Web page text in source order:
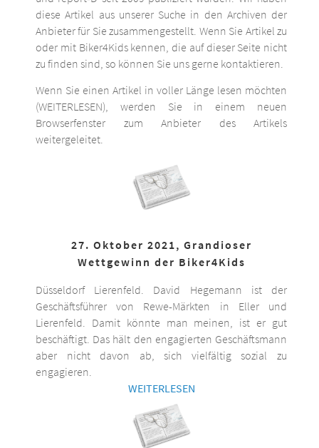
diese Artikel aus unserer Suche in den Archiven der
Anbieter für Sie zusammengestellt. Wenn Sie Artikel zu
oder mit Biker4Kids kennen, die auf dieser Seite nicht
zu finden sind, so können Sie uns gerne kontaktieren.
Wenn Sie einen Artikel in voller Länge lesen möchten
(WEITERLESEN), werden Sie in einem neuen
Browserfenster zum Anbieter des Artikels
weitergeleitet.
27. Oktober 2021, Grandioser
Wettgewinn der Biker4Kids
Düsseldorf Lierenfeld. David Hegemann ist der
Geschäftsführer von Rewe-Märkten in Eller und
Lierenfeld. Damit könnte man meinen, ist er gut
beschäftigt. Das hält den engagierten Geschäftsmann
aber nicht davon ab, sich vielfältig sozial zu
engagieren.
WEITERLESEN